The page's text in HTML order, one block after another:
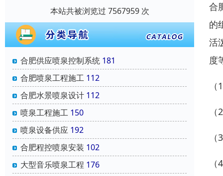
本站共被浏览过 7567959 次
合肥供应喷泉控制系统 181
合肥喷泉工程施工 112
合肥水景喷泉设计 112
喷泉工程施工 150
喷泉设备供应 192
合肥程控喷泉安装 102
大型音乐喷泉工程 176
合
的
活
度